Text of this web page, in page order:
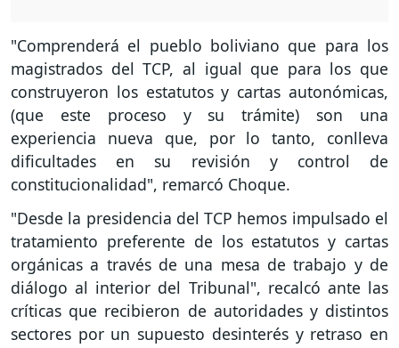
"Comprenderá el pueblo boliviano que para los
magistrados del TCP, al igual que para los que
construyeron los estatutos y cartas autonómicas,
(que este proceso y su trámite) son una
experiencia nueva que, por lo tanto, conlleva
dificultades en su revisión y control de
constitucionalidad", remarcó Choque.
"Desde la presidencia del TCP hemos impulsado el
tratamiento preferente de los estatutos y cartas
orgánicas a través de una mesa de trabajo y de
diálogo al interior del Tribunal", recalcó ante las
críticas que recibieron de autoridades y distintos
sectores por un supuesto desinterés y retraso en